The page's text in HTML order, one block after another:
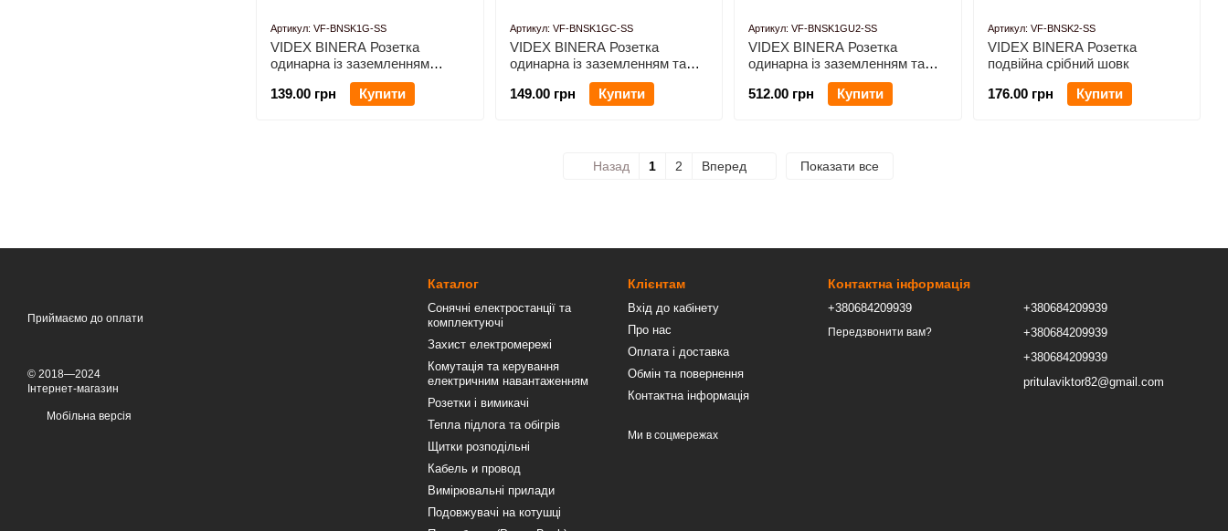
Артикул: VF-BNSK1G-SS
VIDEX BINERA Розетка
одинарна із заземленням
срібний шовк
139.00 грн
Купити
Артикул: VF-BNSK1GС-SS
VIDEX BINERA Розетка
одинарна із заземленням та
кришкою срібний шовк
149.00 грн
Купити
Артикул: VF-BNSK1GU2-SS
VIDEX BINERA Розетка
одинарна із заземленням та
2USB срібний шовк
512.00 грн
Купити
Артикул: VF-BNSK2-SS
VIDEX BINERA Розетка
подвійна срібний шовк
176.00 грн
Купити
Назад 1 2 Вперед Показати все
Приймаємо до оплати
© 2018—2024
Інтернет-магазин
Мобільна версія
Каталог
Сонячні електростанції та
комплектуючі
Захист електромережі
Комутація та керування
електричним навантаженням
Розетки і вимикачі
Тепла підлога та обігрів
Щитки розподільні
Кабель и провод
Вимірювальні прилади
Подовжувачі на котушці
Клієнтам
Вхід до кабінету
Про нас
Оплата і доставка
Обмін та повернення
Контактна інформація
Ми в соцмережах
Контактна інформація
+380684209939
Передзвонити вам?
+380684209939
+380684209939
+380684209939
pritulaviktor82@gmail.com